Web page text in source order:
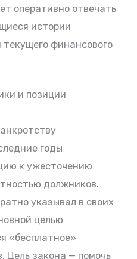
оперативно отвечать
истории
финансового
и позиции
годы
к ужесточению
должников.
указывал в своих
целью
«бесплатное»
Цель закона — помочь